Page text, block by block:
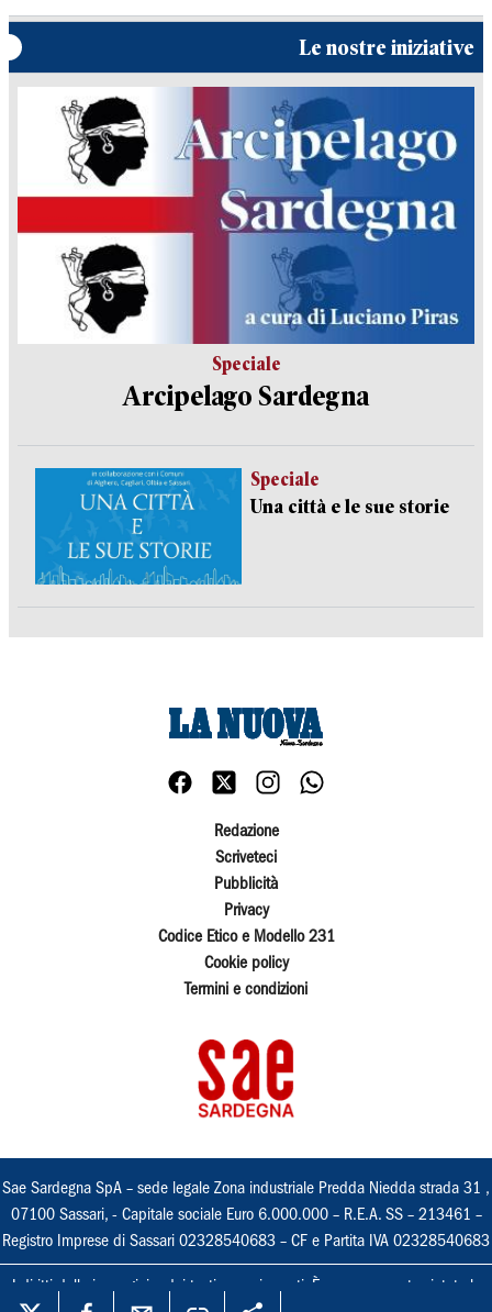
Le nostre iniziative
Speciale
Arcipelago Sardegna
Speciale
Una città e le sue storie
Redazione
Scriveteci
Pubblicità
Privacy
Codice Etico e Modello 231
Cookie policy
Termini e condizioni
Sae Sardegna SpA – sede legale Zona industriale Predda Niedda strada 31 ,
07100 Sassari, - Capitale sociale Euro 6.000.000 – R.E.A. SS – 213461 –
Registro Imprese di Sassari 02328540683 – CF e Partita IVA 02328540683
I diritti delle immagini e dei testi sono riservati. È espressamente vietata la